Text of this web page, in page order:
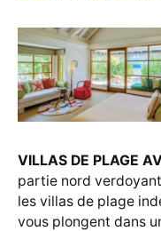
VILLAS DE PLAGE
partie nord
les villas de plage
vous plongent dans